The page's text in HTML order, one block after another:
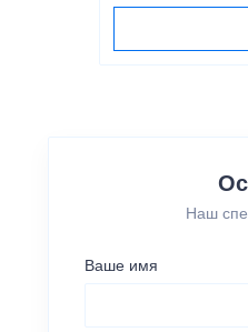
Наш
Ваше имя